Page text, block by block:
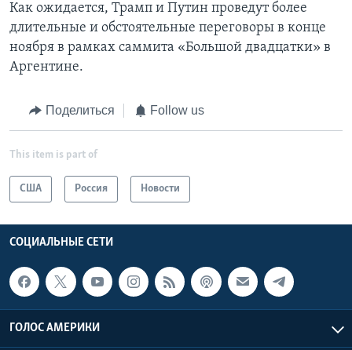
Как ожидается, Трамп и Путин проведут более
длительные и обстоятельные переговоры в конце
ноября в рамках саммита «Большой двадцатки» в
Аргентине.
Поделиться Follow us
This item is part of
США Россия Новости
СОЦИАЛЬНЫЕ СЕТИ
ГОЛОС АМЕРИКИ